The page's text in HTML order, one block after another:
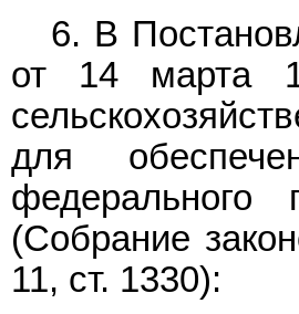
6. В
от 14 марта
для
федерального
(Собрание
11, ст. 1330):